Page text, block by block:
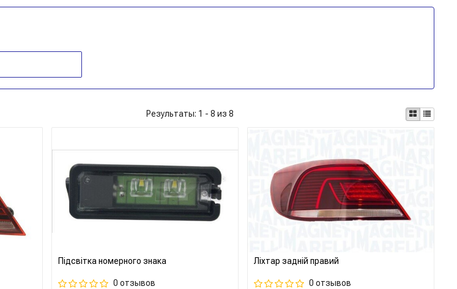
Результаты: 1 - 8 из 8
Підсвітка номерного знака
0 отзывов
Ліхтар задній правий
0 отзывов